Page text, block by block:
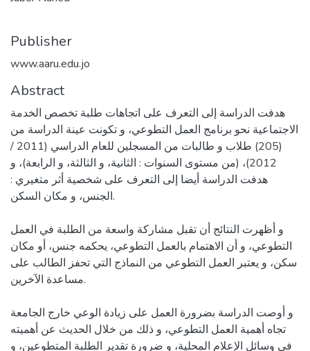
Publisher
www.aaru.edu.jo ​
Abstract
هدفت الدراسة إلى التعرف على اتجاهات طلبة تخصص الخدمة
الاجتماعية نحو برنامج العمل التطوعي، و تكونت عينة الدراسة من
(205) طلاب و طالبات من المسجلين للعام الدراسي (2011 /
2012)، (من مستوى السنوات : الثانية، و الثالثة، و الرابعة)، و
هدفت الدراسة أيضا إلى التعرف على شخصية أثر متغيري :
الجنس، و مكان السكن.
و أظهرت النتائج أن تقبل مشاركة واسعة من الطلبة في العمل
التطوعي، و أن الاهتمام بالعمل التطوعي، يحكمه جنس، أو مكان
سكن، و يعتبر العمل التطوعي من النماذج التي تحفز الطالب على
مساعدة الآخرين.
و أوصت الدراسة بضرورة العمل على زيادة الوعي خارج الجامعة
تجاه أهمية العمل التطوعي، و ذلك من خلال الحديث عن أهميته
في وسائل الإعلام المحلية، و ضرورة تقدير الطلبة المتطوعين، و